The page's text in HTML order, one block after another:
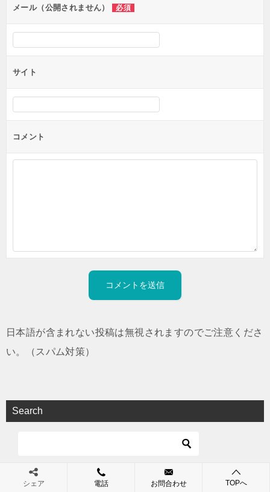
ンメール（公開されません） 必須
サイト
コメント
日本語が含まれない投稿は無視されますのでご注意くださ
い。（スパム対策）
Search
シェア 電話 お問合わせ TOPへ